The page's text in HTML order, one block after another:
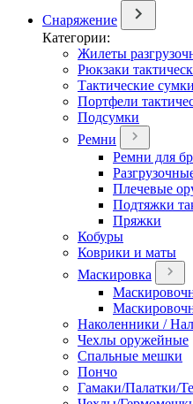
Снаряжение
Категории:
Жилеты
Рюкзаки
Тактические сумки
Портфели
Подсумки
Ремни
Ремни для
Плечевые
Подтяжки
Пряжки
Кобуры
Коврики и маты
Маскировка
Наколенники /
Чехлы оружейные
Спальные мешки
Пончо
Гамаки/Палатки/